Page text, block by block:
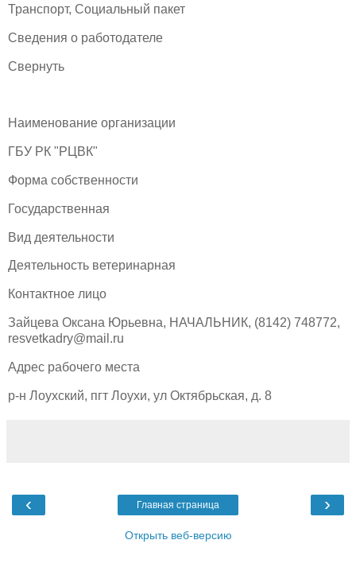
Транспорт, Социальный пакет
Сведения о работодателе
Свернуть
Наименование организации
ГБУ РК "РЦВК"
Форма собственности
Государственная
Вид деятельности
Деятельность ветеринарная
Контактное лицо
Зайцева Оксана Юрьевна, НАЧАЛЬНИК, (8142) 748772,
resvetkadry@mail.ru
Адрес рабочего места
р-н Лоухский, пгт Лоухи, ул Октябрьская, д. 8
‹ ›
Главная страница
Открыть веб-версию